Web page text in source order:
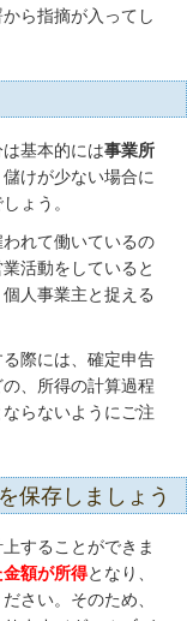
ら指摘が入ってし
基本的には事業所
けが少ない場合に
ょう。
れて働いているの
活動をしていると
人事業主と捉える
際には、確定申告
の、所得の計算過程
らないようにご注
保存しましょう
することができま
額が所得となり、
さい。そのため、